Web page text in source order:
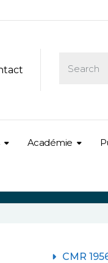
Académie
CMR